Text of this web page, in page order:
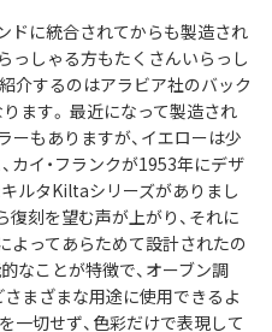
ドに統合されてからも製造され
っしゃる方もたくさんいらっし
介するのはアラビア社のバック
ます。 最近になって製造され
ーもありますが、イエローは少
カイ・フランクが1953年にデザ
ルタKiltaシリーズがありまし
復刻を望む声が上がり、それに
よってあらためて設計されたの
なことが特徴で、オーブン調
さまざまな用途に使用できるよ
一切せず、色彩だけで表現して